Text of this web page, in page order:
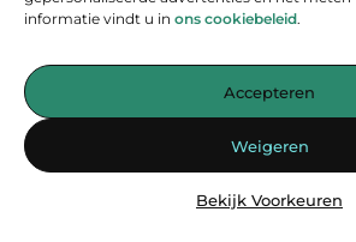
informatie vindt u in ons cookiebeleid.
Accepteren
Weigeren
Bekijk Voorkeuren
Jouw bron voor inspirerende blogs en
— Laat je inspireren door verhelderende
Begin vandaag nog met